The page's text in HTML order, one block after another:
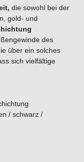
die sowohl bei der
gold- und
des
über ein solches
sich vielfältige
/ schwarz /